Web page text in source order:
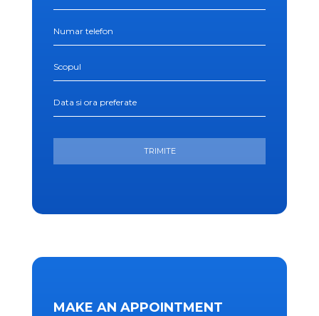
Numar telefon
Scopul
Data si ora preferate
TRIMITE
MAKE AN APPOINTMENT